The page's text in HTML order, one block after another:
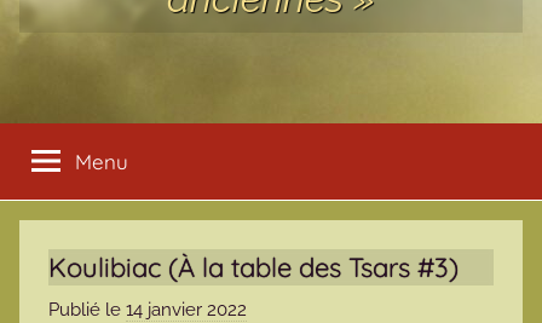
Menu
Koulibiac (À la table des Tsars #3)
Publié le 14 janvier 2022